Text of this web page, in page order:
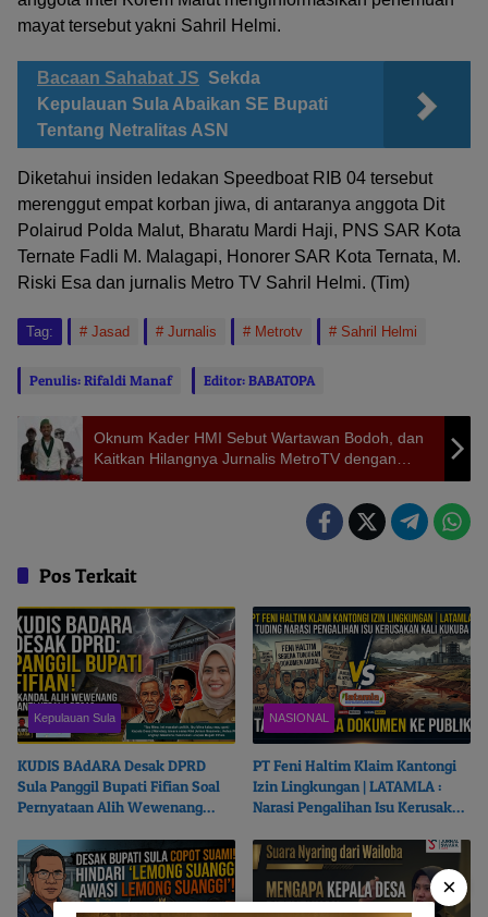
mayat tersebut yakni Sahril Helmi.
Bacaan Sahabat JS Sekda
Kepulauan Sula Abaikan SE Bupati
Tentang Netralitas ASN
Diketahui insiden ledakan Speedboat RIB 04 tersebut
merenggut empat korban jiwa, di antaranya anggota Dit
Polairud Polda Malut, Bharatu Mardi Haji, PNS SAR Kota
Ternate Fadli M. Malagapi, Honorer SAR Kota Ternata, M.
Riski Esa dan jurnalis Metro TV Sahril Helmi. (Tim)
Tag: Jasad Jurnalis Metrotv Sahril Helmi
Penulis: Rifaldi Manaf Editor: BABATOPA
Oknum Kader HMI Sebut Wartawan Bodoh, dan
Kaitkan Hilangnya Jurnalis MetroTV dengan
Investigasi Kasus Perusahaan Besar di Halteng
Pos Terkait
Kepulauan Sula
KUDIS BAdARA Desak DPRD
Sula Panggil Bupati Fifian Soal
Pernyataan Alih Wewenang
NASIONAL
PT Feni Haltim Klaim Kantongi
Izin Lingkungan | LATAMLA :
Narasi Pengalihan Isu Kerusakan
Dokumen ke Publik
×